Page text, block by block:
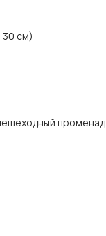
30 см)
променад